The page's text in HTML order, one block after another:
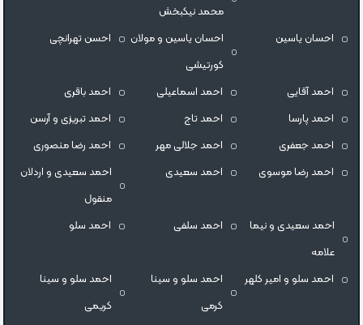
محمد نیکبخش
احسان یاسین
احسان یاسین و مولان
کورتیشی
احسن تهرانچی
احمد آقایی احمد اسماعیلی
احمد باقری
احمد پارسا
احمد تاج
احمد تبریزی و آرسن
احمد جعفری
احمد جلالی مهر
احمد رضا منصوری
احمد رضا موسوی
احمد سعیدی
احمد سعیدی و اردلان
منقول
احمد سعیدی و نیما
علامه
احمد سلفی احمد سلو
احمد سلو و امیر کلهر
احمد سلو و سینا
کرمی
احمد سلو و سینا
کریمی